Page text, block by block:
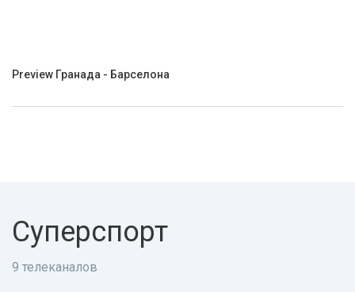
Preview Гранада - Барселона
Суперспорт
9 телеканалов